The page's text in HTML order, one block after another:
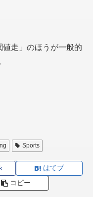
値走」のほうが一般的
Sports
はてブ
コピー